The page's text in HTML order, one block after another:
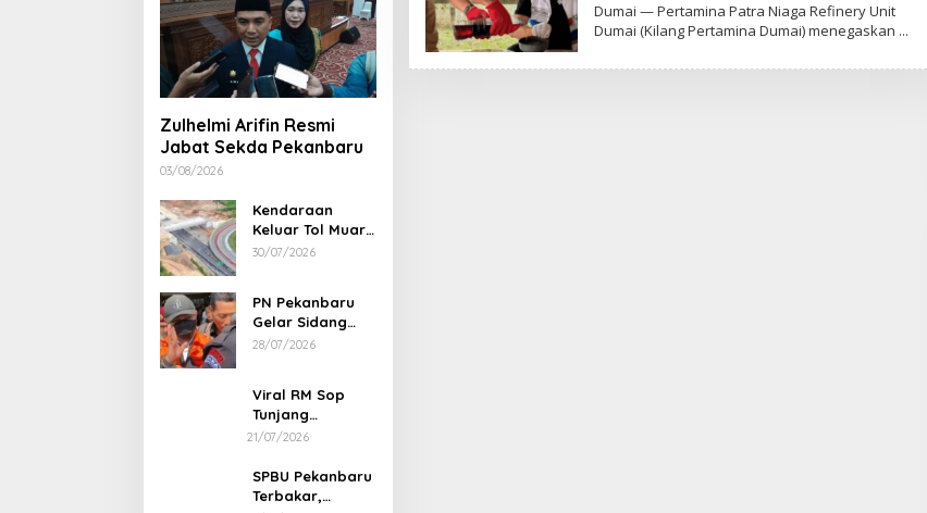
Zulhelmi Arifin Resmi
Jabat Sekda Pekanbaru
03/08/2026
Kendaraan
Keluar Tol Muara
Fajar Dialihkan
30/07/2026
PN Pekanbaru
Gelar Sidang
Putusan Perkara
28/07/2026
Viral RM Sop
Tunjang
Pekanbaru
Pelanggan,
Pemilik Minta
21/07/2026
SPBU Pekanbaru
Terbakar,
Dumai — Pertamina Patra Niaga Refinery Unit
Dumai (Kilang Pertamina Dumai) menegaskan